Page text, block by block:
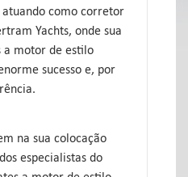
como corretor
Yachts, onde sua
a motor de estilo
sucesso e, por
na sua colocação
especialistas do